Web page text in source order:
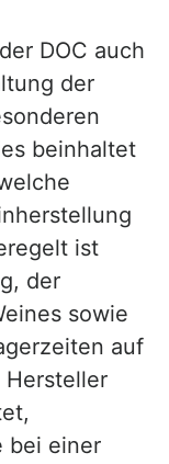
DOC auch
der
beinhaltet
ist
der
sowie
auf
Hersteller
bei einer